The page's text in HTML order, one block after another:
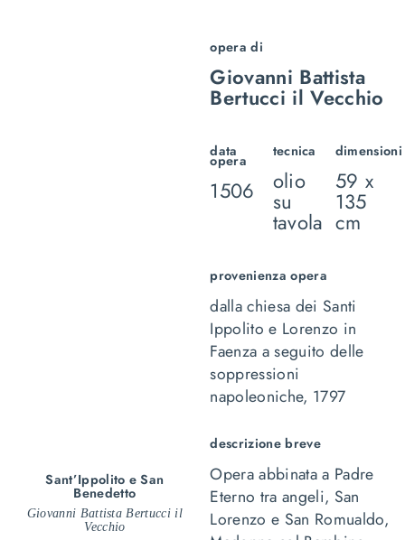
Sant’Ippolito e San
Benedetto
Giovanni Battista Bertucci il
Vecchio
opera di
Giovanni Battista
Bertucci il Vecchio
data
opera
1506
tecnica
olio
su
tavola
dimensioni
59 x
135
cm
provenienza opera
dalla chiesa dei Santi
Ippolito e Lorenzo in
Faenza a seguito delle
soppressioni
napoleoniche, 1797
descrizione breve
Opera abbinata a Padre
Eterno tra angeli, San
Lorenzo e San Romualdo,